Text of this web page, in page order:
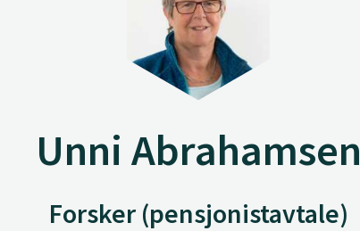
Unni Abrahamsen
Forsker (pensjonistavtale)